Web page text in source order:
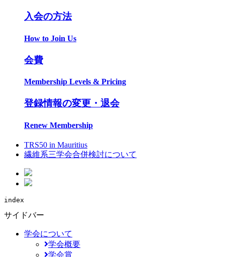
入会の方法
How to Join Us
会費
Membership Levels & Pricing
登録情報の変更・退会
Renew Membership
TRS50 in Mauritius
繊維系三学会合併検討について
index
サイドバー
学会について
学会概要
学会賞